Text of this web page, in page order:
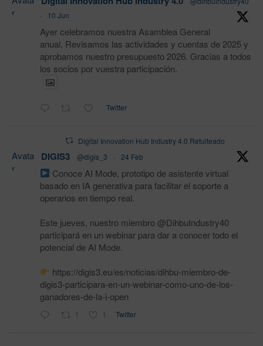
r
·
10 Jun
Ayer celebramos nuestra Asamblea General
anual. Revisamos las actividades y cuentas de 2025 y
aprobamos nuestro presupuesto 2026. Gracias a todos
los socios por vuestra participación.
Twitter
Digital Innovation Hub Industry 4.0 Retuiteado
Avata
r
DIGIS3 @digis_3 · 24 Feb
Conoce AI Mode, prototipo de asistente virtual
basado en IA generativa para facilitar el soporte a
operarios en tiempo real.
Este jueves, nuestro miembro @DihbuIndustry40
participará en un webinar para dar a conocer todo el
potencial de AI Mode.
https://digis3.eu/es/noticias/dihbu-miembro-de-
digis3-participara-en-un-webinar-como-uno-de-los-
ganadores-de-la-i-open
1 1 Twitter